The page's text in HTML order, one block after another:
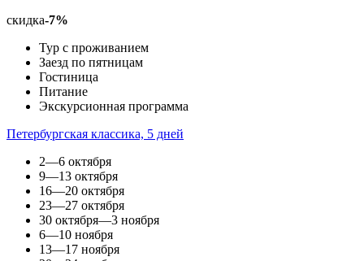
скидка-7%
Тур с проживанием
Заезд по пятницам
Гостиница
Питание
Экскурсионная программа
Петербургская классика, 5 дней
2—6 октября
9—13 октября
16—20 октября
23—27 октября
30 октября—3 ноября
6—10 ноября
13—17 ноября